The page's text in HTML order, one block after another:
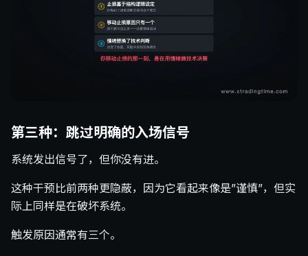
第三种：跳过明确的入场信号
系统发出信号了，但你没有进。
这种干预比前两种更隐蔽，因为它看起来像是”谨慎”，但实
际上同样是在破坏系统。
触发原因通常有三个。